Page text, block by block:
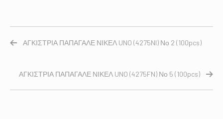
ΑΓΚΙΣΤΡΙΑ ΠΑΠΑΓΑΛΕ ΝΙΚΕΛ UNO (4275NI) Νο 2 (100pcs)
ΑΓΚΙΣΤΡΙΑ ΠΑΠΑΓΑΛΕ ΝΙΚΕΛ UNO (4275FN) Νο 5 (100pcs)